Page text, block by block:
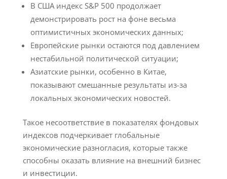
В США индекс S&P 500 продолжает
демонстрировать рост на фоне весьма
оптимистичных экономических данных;
Европейские рынки остаются под давлением
нестабильной политической ситуации;
Азиатские рынки, особенно в Китае,
показывают смешанные результаты из-за
локальных экономических новостей.
Такое несоответствие в показателях фондовых
индексов подчеркивает глобальные
экономические разногласия, которые также
способны оказать влияние на внешний бизнес
и инвестиции.